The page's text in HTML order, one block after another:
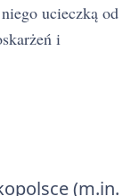
ucieczką od
i
(m.in.